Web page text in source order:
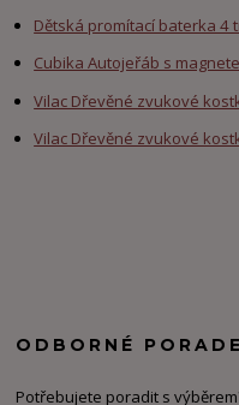
Dětská promítací baterka 4
Cubika Autojeřáb s
Vilac Dřevěné zvukové
Vilac Dřevěné zvukové
ODBORNÉ
Potřebujete poradit s